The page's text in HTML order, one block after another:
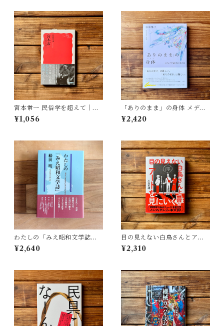
宮本常一 民俗学を超えて｜木
村 哲也
¥1,056
「ありのまま」の身体 メディ
アが描く私の見た目 | 藤嶋 陽
子(著)
¥2,420
わたしの「みえ昭和文学誌」 |
藤田 明
¥2,640
目の見えない白鳥さんとアー
トを見にいく | 川内 有緒
¥2,310